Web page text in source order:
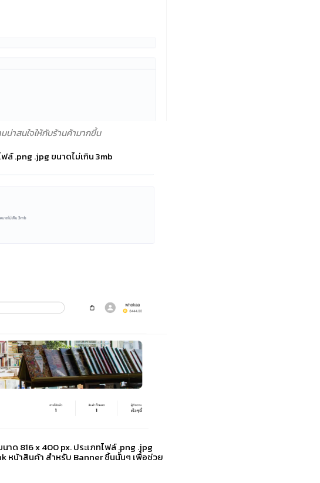
น่าสนใจให้กับร้านค้ามากขึ้น
ล์ .png .jpg ขนาดไม่เกิน 3mb
ด 816 x 400 px. ประเภทไฟล์ .png .jpg
หน้าสินค้า สำหรับ Banner ชิ้นนั้นๆ เพื่อช่วย